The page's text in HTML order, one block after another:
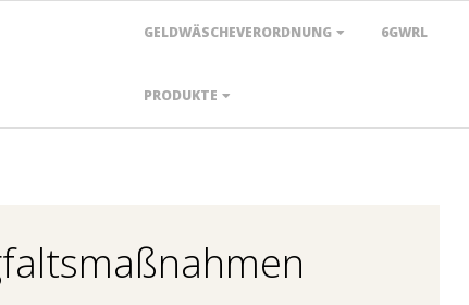
GELDWÄSCHEVERORDNUNG 6GWRL
PRODUKTE